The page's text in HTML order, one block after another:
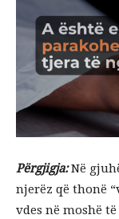
Përgjigja: Në
njerëz që thonë
vdes në moshë